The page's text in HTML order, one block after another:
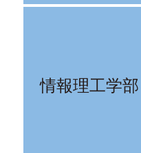
情報理工学部